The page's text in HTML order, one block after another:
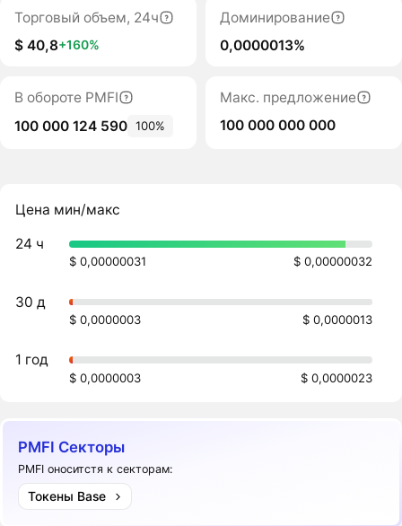
Торговый объем, 24ч
$ 40,8+160%
Доминирование
0,0000013%
В обороте PMFI
100 000 124 590 100%
Макс. предложение
100 000 000 000
Цена мин/макс
24 ч
$ 0,00000031 $ 0,00000032
30 д
$ 0,0000003 $ 0,0000013
1 год
$ 0,0000003 $ 0,0000023
PMFI Секторы
PMFI оноситстя к секторам:
Токены Base